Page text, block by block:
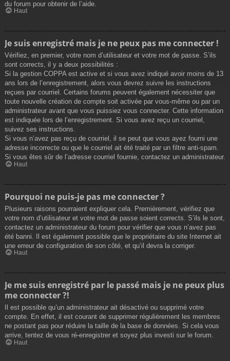
du forum pour obtenir de l’aide.
Haut
Je suis enregistré mais je ne peux pas me connecter !
Vérifiez, en premier, votre nom d’utilisateur et votre mot de passe. S’ils
sont corrects, il y a deux possibilités :
Si la gestion COPPA est active et si vous avez indiqué avoir moins de 13
ans lors de l’enregistrement, alors vous devrez suivre les instructions
reçues par courriel. Certains forums peuvent également nécessiter que
toute nouvelle création de compte soit activée par vous-même ou par un
administrateur avant que vous puissiez vous connecter. Cette information
est indiquée lors de l’enregistrement. Si vous avez reçu un courriel,
suivez ses instructions.
Si vous n’avez pas reçu de courriel, il se peut que vous ayez fourni une
adresse incorrecte ou que le courriel ait été traité par un filtre anti-spam.
Si vous êtes sûr de l’adresse courriel fournie, contactez un administrateur.
Haut
Pourquoi ne puis-je pas me connecter ?
Plusieurs raisons pourraient expliquer cela. Premièrement, vérifiez que
votre nom d’utilisateur et votre mot de passe soient corrects. S’ils le sont,
contactez un administrateur du forum pour vérifier que vous n’avez pas
été banni. Il est également possible que le propriétaire du site Internet ait
une erreur de configuration de son côté, et qu’il devra la corriger.
Haut
Je me suis enregistré par le passé mais je ne peux plus
me connecter ?!
Il est possible qu’un administrateur ait désactivé ou supprimé votre
compte. En effet, il est courant de supprimer régulièrement les membres
ne postant pas pour réduire la taille de la base de données. Si cela vous
arrive, tentez de vous ré-enregistrer et soyez plus investi sur le forum.
Haut